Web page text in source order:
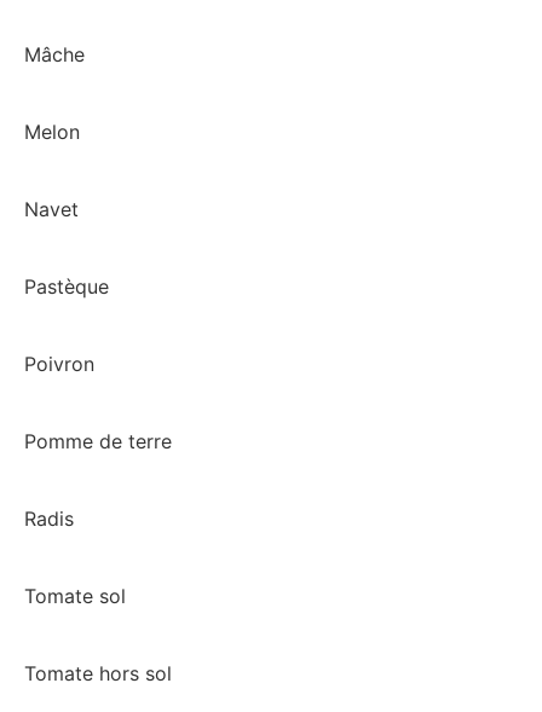
Mâche
Melon
Navet
Pastèque
Poivron
Pomme de terre
Radis
Tomate sol
Tomate hors sol